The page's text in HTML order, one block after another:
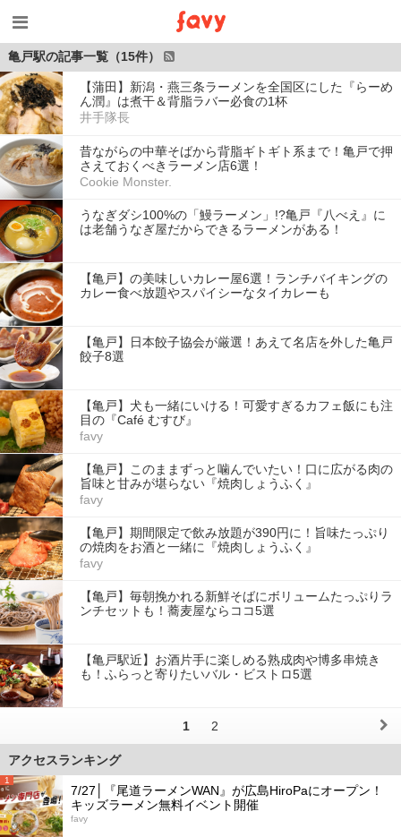
亀戸駅の記事一覧（15件）
【蒲田】新潟・燕三条ラーメンを全国区にした『らーめ
ん潤』は煮干＆背脂ラバー必食の1杯
井手隊長
昔ながらの中華そばから背脂ギトギト系まで！亀戸で押
さえておくべきラーメン店6選！
Cookie Monster.
うなぎダシ100%の「鰻ラーメン」!?亀戸『八べえ』に
は老舗うなぎ屋だからできるラーメンがある！
【亀戸】の美味しいカレー屋6選！ランチバイキングの
カレー食べ放題やスパイシーなタイカレーも
【亀戸】日本餃子協会が厳選！あえて名店を外した亀戸
餃子8選
【亀戸】犬も一緒にいける！可愛すぎるカフェ飯にも注
目の『Café むすび』
favy
【亀戸】このままずっと噛んでいたい！口に広がる肉の
旨味と甘みが堪らない『焼肉しょうふく』
favy
【亀戸】期間限定で飲み放題が390円に！旨味たっぷり
の焼肉をお酒と一緒に『焼肉しょうふく』
favy
【亀戸】毎朝挽かれる新鮮そばにボリュームたっぷりラ
ンチセットも！蕎麦屋ならココ5選
【亀戸駅近】お酒片手に楽しめる熟成肉や博多串焼き
も！ふらっと寄りたいバル・ビストロ5選
1 2
アクセスランキング
1
7/27│『尾道ラーメンWAN』が広島HiroPaにオープン！
キッズラーメン無料イベント開催
favy